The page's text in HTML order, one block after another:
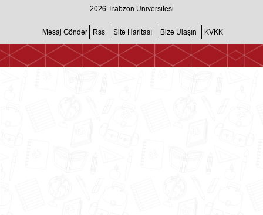
2026 Trabzon Üniversitesi
Mesaj Gönder Rss Site Haritası Bize Ulaşın KVKK